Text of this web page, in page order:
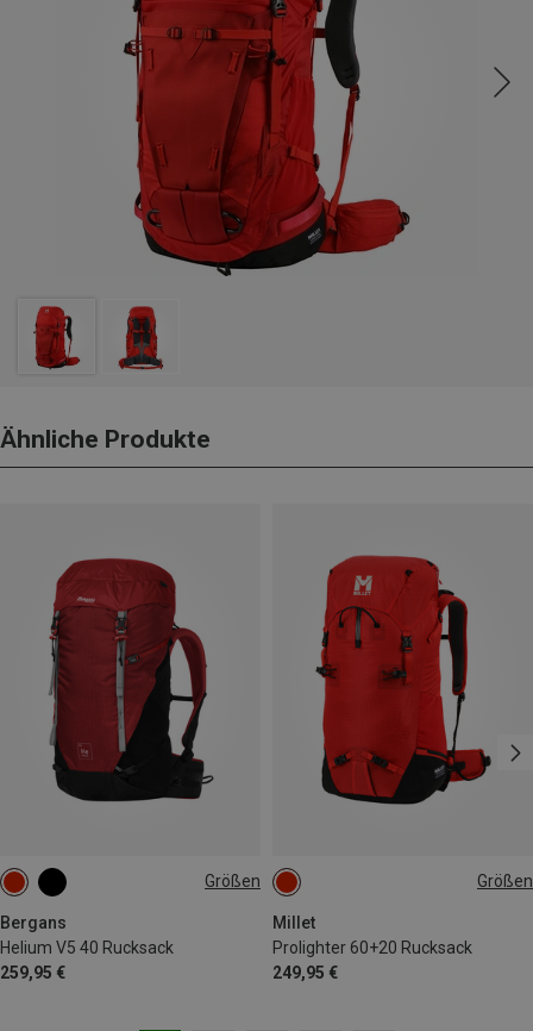
Ähnliche Produkte
Größen
Bergans
Helium V5 40 Rucksack
259,95 €
40L Größen
Millet
Prolighter 60+20 Rucksack
249,95 €
60+20L